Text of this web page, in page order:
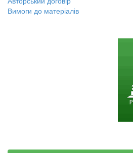
Вимоги до матеріалів